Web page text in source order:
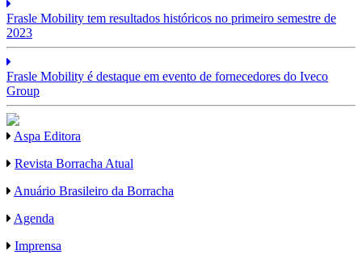
Frasle Mobility tem resultados históricos no primeiro semestre de
2023
Frasle Mobility é destaque em evento de fornecedores do Iveco
Group
Aspa Editora
Revista Borracha Atual
Anuário Brasileiro da Borracha
Agenda
Imprensa